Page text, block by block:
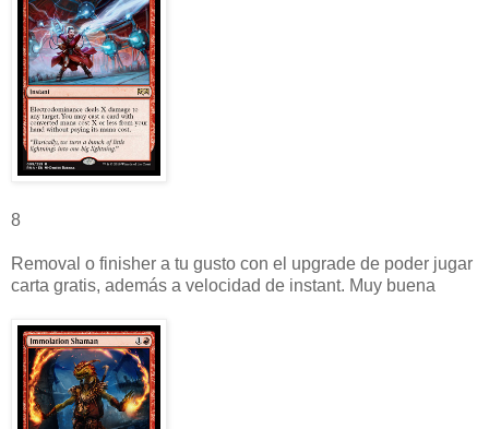
8
Removal o finisher a tu gusto con el upgrade de poder jugar
carta gratis, además a velocidad de instant. Muy buena